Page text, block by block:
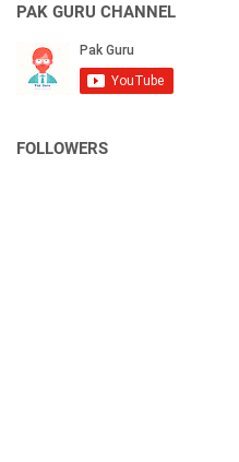
PAK GURU CHANNEL
FOLLOWERS